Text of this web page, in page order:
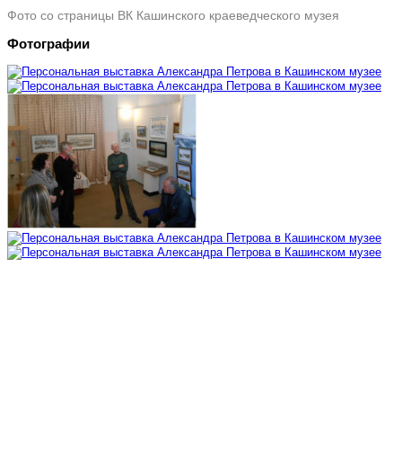
Фото со страницы ВК Кашинского краеведческого музея
Фотографии